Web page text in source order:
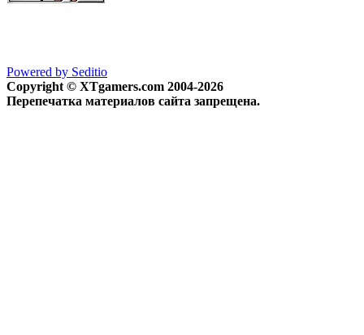
Powered by Seditio
Copyright © XTgamers.com 2004-2026
Перепечатка материалов сайта запрещена.